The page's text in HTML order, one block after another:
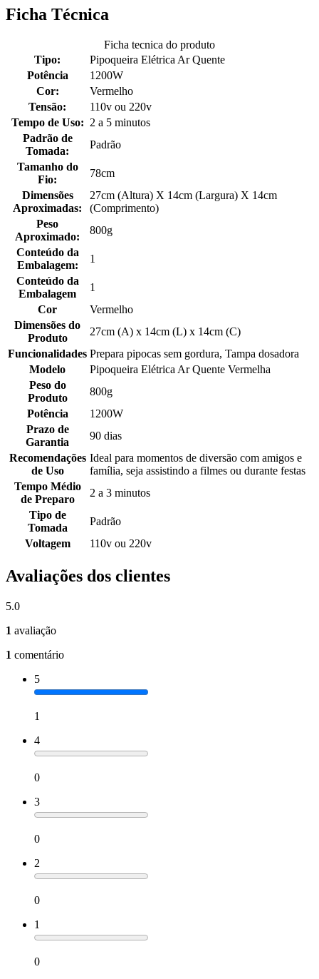
Ficha Técnica
Ficha tecnica do produto
Tipo:
Pipoqueira Elétrica Ar Quente
Potência
1200W
Cor:
Vermelho
Tensão:
110v ou 220v
Tempo de Uso: 2 a 5 minutos
Padrão de
Tomada:
Padrão
Tamanho do
Fio:
78cm
Dimensões
Aproximadas:
27cm (Altura) X 14cm (Largura) X 14cm
(Comprimento)
Peso
Aproximado:
800g
Conteúdo da
Embalagem:
1
Conteúdo da
Embalagem
1
Cor
Vermelho
Dimensões do
Produto
27cm (A) x 14cm (L) x 14cm (C)
Funcionalidades Prepara pipocas sem gordura, Tampa dosadora
Modelo
Pipoqueira Elétrica Ar Quente Vermelha
Peso do
Produto
800g
Potência
1200W
Prazo de
Garantia
90 dias
Recomendações
de Uso
Ideal para momentos de diversão com amigos e
família, seja assistindo a filmes ou durante festas
Tempo Médio
de Preparo
2 a 3 minutos
Tipo de
Tomada
Padrão
Voltagem
110v ou 220v
Avaliações dos clientes
5.0
1 avaliação
1 comentário
5
1
4
0
3
0
2
0
1
0